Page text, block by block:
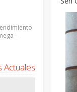
-
Actuales